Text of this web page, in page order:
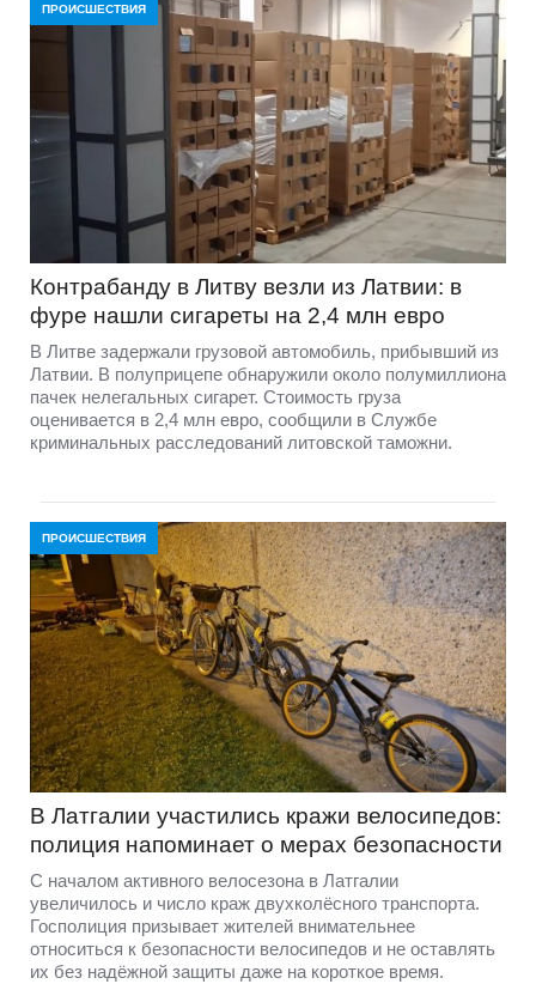
ПРОИСШЕСТВИЯ
Контрабанду в Литву везли из Латвии: в
фуре нашли сигареты на 2,4 млн евро
В Литве задержали грузовой автомобиль, прибывший из
Латвии. В полуприцепе обнаружили около полумиллиона
пачек нелегальных сигарет. Стоимость груза
оценивается в 2,4 млн евро, сообщили в Службе
криминальных расследований литовской таможни.
ПРОИСШЕСТВИЯ
В Латгалии участились кражи велосипедов:
полиция напоминает о мерах безопасности
С началом активного велосезона в Латгалии
увеличилось и число краж двухколёсного транспорта.
Госполиция призывает жителей внимательнее
относиться к безопасности велосипедов и не оставлять
их без надёжной защиты даже на короткое время.